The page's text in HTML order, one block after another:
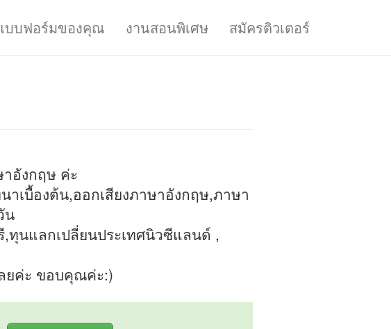
บบฟอร์มของคุณ งานสอนพิเศษ สมัครติวเตอร์
อังกฤษ ค่ะ
าเบื้องต้น,ออกเสียงภาษาอังกฤษ,ภาษา
น
ทุนแลกเปลี่ยนประเทศนิวซีแลนด์ ,
ยค่ะ ขอบคุณค่ะ:)